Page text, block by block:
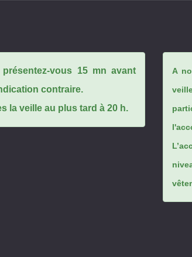
vous 15 mn avant
contraire.
la veille au plus tard à 20 h.
A